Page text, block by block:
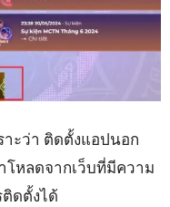
าะว่า ติดตั้งแอปนอก
โหลดจากเว็บที่มีความ
ติดตั้งได้